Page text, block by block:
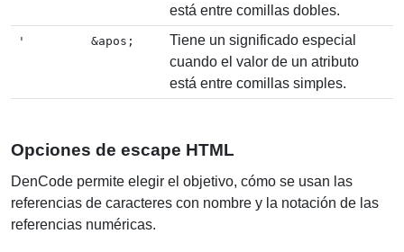
está entre comillas dobles.
' &apos;
Tiene un significado especial
cuando el valor de un atributo
está entre comillas simples.
Opciones de escape HTML
DenCode permite elegir el objetivo, cómo se usan las
referencias de caracteres con nombre y la notación de las
referencias numéricas.